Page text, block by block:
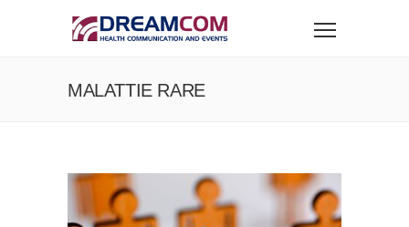
MALATTIE RARE